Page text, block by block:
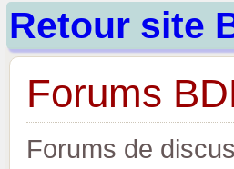
Retour site
Forums
Forums de